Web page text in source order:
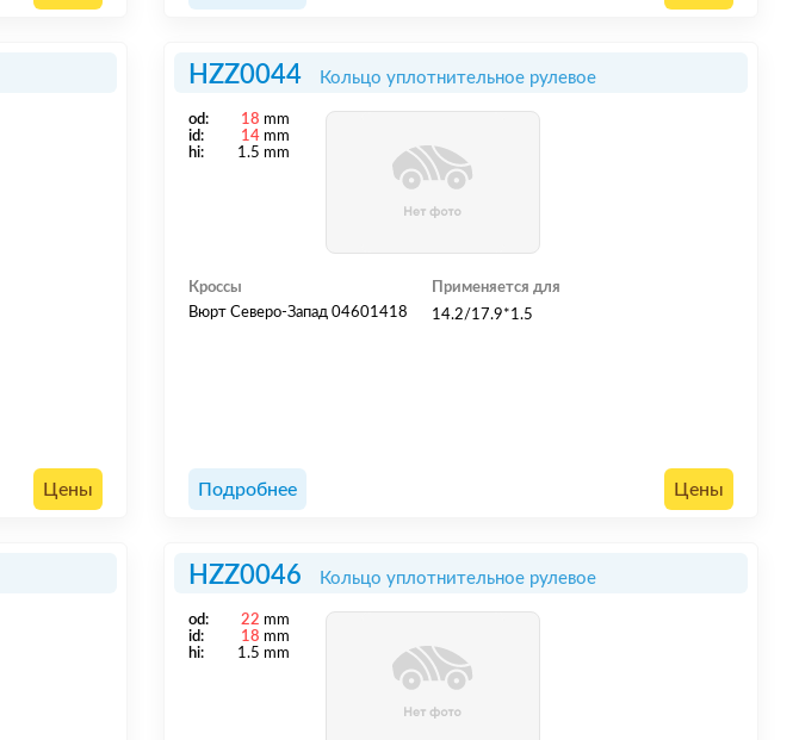
Цены
HZZ0044 Кольцо уплотнительное рулевое
od: 18 mm
id:
14 mm
hi:
1.5 mm
Кроссы
Вюрт Северо-Запад 04601418
Применяется для
14.2/17.9*1.5
Подробнее Цены
HZZ0046 Кольцо уплотнительное рулевое
od: 22 mm
id:
18 mm
hi:
1.5 mm